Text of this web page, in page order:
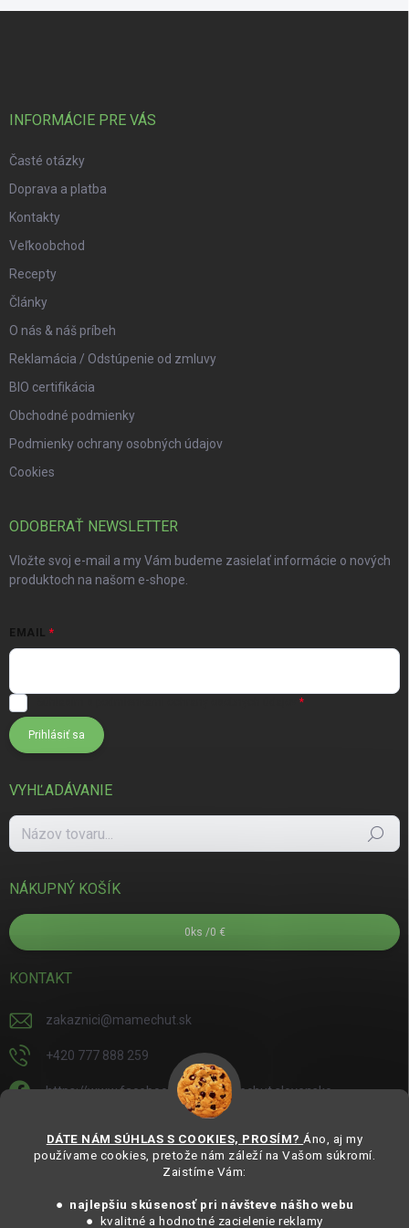
DÁTE NÁM SÚHLAS S COOKIES, PROSÍM? Áno, aj my
používame cookies, pretože nám záleží na Vašom súkromí.
Zaistíme Vám:
● najlepšiu skúsenosť pri návšteve nášho webu
● kvalitné a hodnotné zacielenie reklamy
INFORMÁCIE PRE VÁS
Časté otázky
Doprava a platba
Kontakty
Veľkoobchod
Recepty
Články
O nás & náš príbeh
Reklamácia / Odstúpenie od zmluvy
BIO certifikácia
Obchodné podmienky
Podmienky ochrany osobných údajov
Cookies
ODOBERAŤ NEWSLETTER
Vložte svoj e-mail a my Vám budeme zasielať informácie o nových
produktoch na našom e-shope.
EMAIL
Prihlásiť sa
VYHĽADÁVANIE
Hľadať
NÁKUPNÝ KOŠÍK
0 ks /0 €
KONTAKT
zakaznici@mamechut.sk
+420 777 888 259
https://www.facebook.com/mamechut.slovensko
https://www.youtube.com/@mamechutczsk
@mamechut.czsk